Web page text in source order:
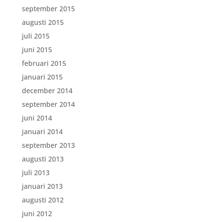
september 2015
augusti 2015
juli 2015
juni 2015
februari 2015
januari 2015
december 2014
september 2014
juni 2014
januari 2014
september 2013
augusti 2013
juli 2013
januari 2013
augusti 2012
juni 2012